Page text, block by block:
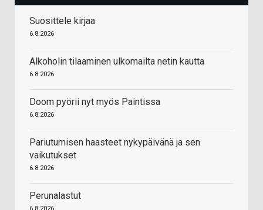
Suosittele kirjaa
6.8.2026
Alkoholin tilaaminen ulkomailta netin kautta
6.8.2026
Doom pyörii nyt myös Paintissa
6.8.2026
Pariutumisen haasteet nykypäivänä ja sen
vaikutukset
6.8.2026
Perunalastut